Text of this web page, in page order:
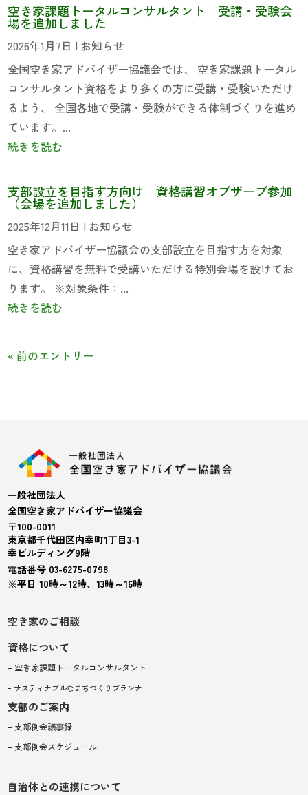
空き家課題トータルコンサルタント｜受講・受験会
場を追加しました
2026年1月7日 | お知らせ
全国空き家アドバイザー協議会では、 空き家課題トータル
コンサルタント資格をより多くの方に受講・受験いただけ
るよう、 全国各地で受講・受験ができる体制づくりを進め
ています。...
続きを読む
支部設立を目指す方向け 資格講習オブザーブ参加
（会場を追加しました）
2025年12月11日 | お知らせ
空き家アドバイザー協議会の支部設立を目指す方を対象
に、資格講習を無料で受講いただける特別会場を設けてお
ります。 ※対象条件：...
続きを読む
« 前のエントリー
一般社団法人
全国空き家アドバイザー協議会
〒100-0011
東京都千代田区内幸町1丁目3-1
幸ビルディング9階
電話番号 03-6275-0798
※平日 10時～12時、13時～16時
空き家のご相談
資格について
– 空き家課題トータルコンサルタント
– サスティナブルなまちづくりプランナー
支部のご案内
– 支部例会議事録
– 支部例会スケジュール
自治体との連携について